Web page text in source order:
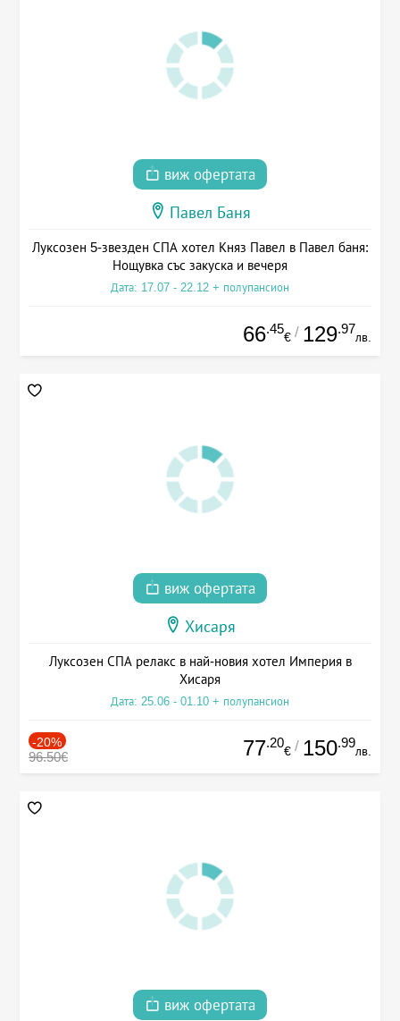
виж офертата
Павел Баня
Луксозен 5-звезден СПА хотел Княз Павел в Павел баня:
Нощувка със закуска и вечеря
Дата: 17.07 - 22.12 + полупансион
66.45
€ / 129.97
лв.
виж офертата
Хисаря
Луксозен СПА релакс в най-новия хотел Империя в
Хисаря
Дата: 25.06 - 01.10 + полупансион
-20%
96.50€ 77.20
€ / 150.99
лв.
виж офертата